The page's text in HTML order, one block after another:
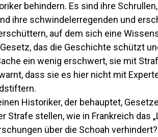
behindern. Es sind ihre
ihre schwindelerregenden und
auf dem sich eine
das die Geschichte schützt
ein wenig erschwert, sie mit
dass sie es hier nicht mit
Historiker, der behauptet,
Strafe stellen, wie in Frankreich das
über die Schoah